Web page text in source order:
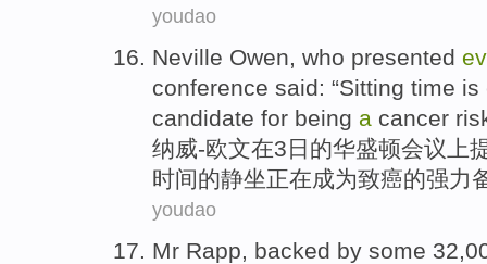
youdao
Neville Owen, who presented
conference said: “Sitting time is
candidate for being a cancer
纳威-欧文在3日的华盛顿会议上
时间的静坐正在成为致癌的强力
youdao
Mr Rapp, backed by some